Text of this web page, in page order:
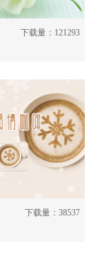
下载量：121293
下载量：38537